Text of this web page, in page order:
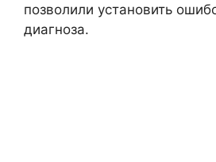
позволили установить
диагноза.